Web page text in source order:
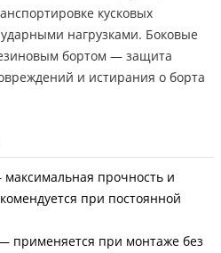
кусковых
нагрузками. Боковые
бортом — защита
и истирания о борта
прочность и
при постоянной
применяется при монтаже без